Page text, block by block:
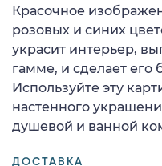
Красочное
розовых и синих
украсит интерьер,
гамме, и сделает его
Используйте эту
настенного
душевой и ванной
ДОСТАВКА